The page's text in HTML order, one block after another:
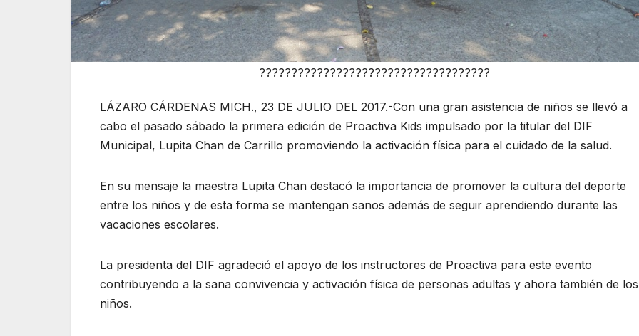
????????????????????????????????????
LÁZARO CÁRDENAS MICH., 23 DE JULIO DEL 2017.-Con una gran asistencia de niños se llevó a
cabo el pasado sábado la primera edición de Proactiva Kids impulsado por la titular del DIF
Municipal, Lupita Chan de Carrillo promoviendo la activación física para el cuidado de la salud.
En su mensaje la maestra Lupita Chan destacó la importancia de promover la cultura del deporte
entre los niños y de esta forma se mantengan sanos además de seguir aprendiendo durante las
vacaciones escolares.
La presidenta del DIF agradeció el apoyo de los instructores de Proactiva para este evento
contribuyendo a la sana convivencia y activación física de personas adultas y ahora también de los
niños.